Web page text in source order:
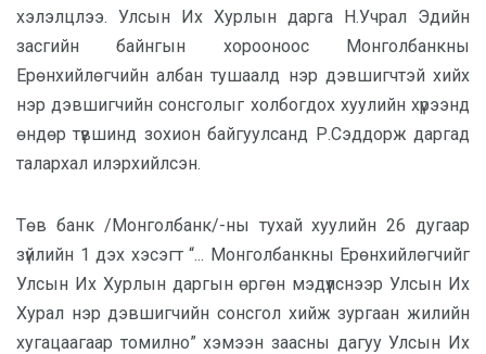
хэлэлцлээ. Улсын Их Хурлын дарга Н.Учрал Эдийн
засгийн байнгын хорооноос Монголбанкны
Ерөнхийлөгчийн албан тушаалд нэр дэвшигчтэй хийх
нэр дэвшигчийн сонсголыг холбогдох хуулийн хүрээнд
өндөр түвшинд зохион байгуулсанд Р.Сэддорж даргад
талархал илэрхийлсэн.
Төв банк /Монголбанк/-ны тухай хуулийн 26 дугаар
зүйлийн 1 дэх хэсэгт “... Монголбанкны Ерөнхийлөгчийг
Улсын Их Хурлын даргын өргөн мэдүүлснээр Улсын Их
Хурал нэр дэвшигчийн сонсгол хийж зургаан жилийн
хугацаагаар томилно” хэмээн заасны дагуу Улсын Их